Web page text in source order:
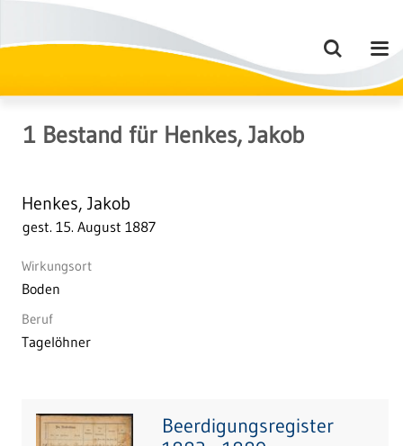
1 Bestand für Henkes, Jakob
Henkes, Jakob
gest. 15. August 1887
Wirkungsort
Boden
Beruf
Tagelöhner
Beerdigungsregister